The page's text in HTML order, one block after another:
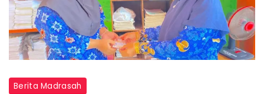
Berita Madrasah